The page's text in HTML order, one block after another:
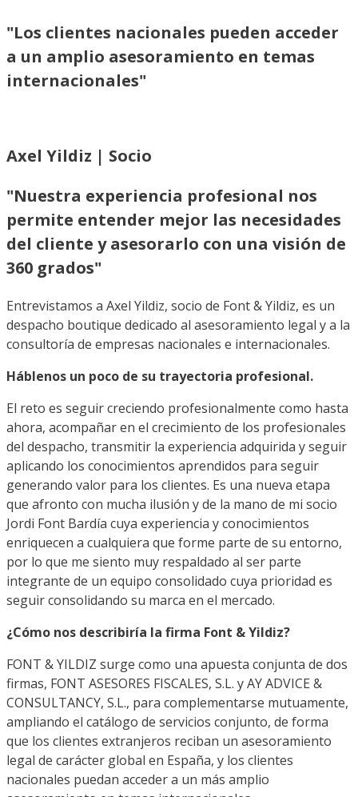
"Los clientes nacionales pueden acceder
a un amplio asesoramiento en temas
internacionales"
Axel Yildiz | Socio
"Nuestra experiencia profesional nos
permite entender mejor las necesidades
del cliente y asesorarlo con una visión de
360 grados"
Entrevistamos a Axel Yildiz, socio de Font & Yildiz, es un
despacho boutique dedicado al asesoramiento legal y a la
consultoría de empresas nacionales e internacionales.
Háblenos un poco de su trayectoria profesional.
El reto es seguir creciendo profesionalmente como hasta
ahora, acompañar en el crecimiento de los profesionales
del despacho, transmitir la experiencia adquirida y seguir
aplicando los conocimientos aprendidos para seguir
generando valor para los clientes. Es una nueva etapa
que afronto con mucha ilusión y de la mano de mi socio
Jordi Font Bardía cuya experiencia y conocimientos
enriquecen a cualquiera que forme parte de su entorno,
por lo que me siento muy respaldado al ser parte
integrante de un equipo consolidado cuya prioridad es
seguir consolidando su marca en el mercado.
¿Cómo nos describiría la firma Font & Yildiz?
FONT & YILDIZ surge como una apuesta conjunta de dos
firmas, FONT ASESORES FISCALES, S.L. y AY ADVICE &
CONSULTANCY, S.L., para complementarse mutuamente,
ampliando el catálogo de servicios conjunto, de forma
que los clientes extranjeros reciban un asesoramiento
legal de carácter global en España, y los clientes
nacionales puedan acceder a un más amplio